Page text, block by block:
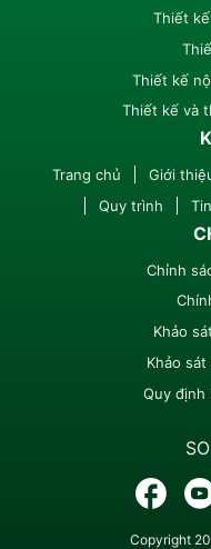
Thiết
Thiết kế
Thiết kế và
Trang chủ Giới
Quy trình
Chỉnh
Khảo
Khảo
Quy định
Copyright